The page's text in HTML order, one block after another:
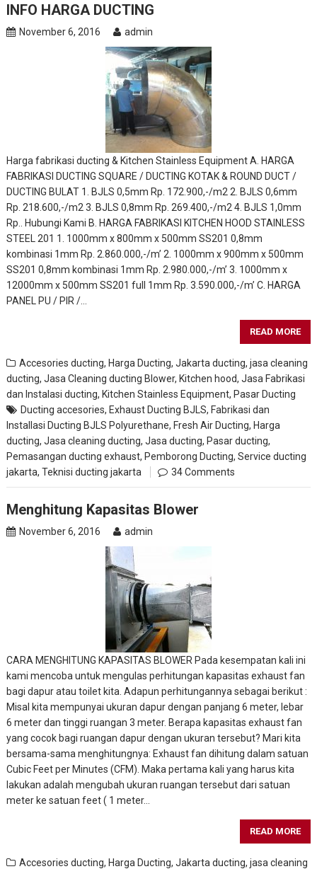
INFO HARGA DUCTING
November 6, 2016 admin
Harga fabrikasi ducting & Kitchen Stainless Equipment A. HARGA
FABRIKASI DUCTING SQUARE / DUCTING KOTAK & ROUND DUCT /
DUCTING BULAT 1. BJLS 0,5mm Rp. 172.900,-/m2 2. BJLS 0,6mm
Rp. 218.600,-/m2 3. BJLS 0,8mm Rp. 269.400,-/m2 4. BJLS 1,0mm
Rp.. Hubungi Kami B. HARGA FABRIKASI KITCHEN HOOD STAINLESS
STEEL 201 1. 1000mm x 800mm x 500mm SS201 0,8mm
kombinasi 1mm Rp. 2.860.000,-/m’ 2. 1000mm x 900mm x 500mm
SS201 0,8mm kombinasi 1mm Rp. 2.980.000,-/m’ 3. 1000mm x
12000mm x 500mm SS201 full 1mm Rp. 3.590.000,-/m’ C. HARGA
PANEL PU / PIR /…
READ MORE
Accesories ducting,Harga Ducting,Jakarta ducting,jasa cleaning
ducting,Jasa Cleaning ducting Blower, Kitchen hood,Jasa Fabrikasi
dan Instalasi ducting,Kitchen Stainless Equipment,Pasar Ducting
Ducting accesories,Exhaust Ducting BJLS,Fabrikasi dan
Installasi Ducting BJLS Polyurethane,Fresh Air Ducting,Harga
ducting,Jasa cleaning ducting,Jasa ducting,Pasar ducting,
Pemasangan ducting exhaust,Pemborong Ducting,Service ducting
jakarta,Teknisi ducting jakarta 34 Comments
Menghitung Kapasitas Blower
November 6, 2016 admin
CARA MENGHITUNG KAPASITAS BLOWER Pada kesempatan kali ini
kami mencoba untuk mengulas perhitungan kapasitas exhaust fan
bagi dapur atau toilet kita. Adapun perhitungannya sebagai berikut :
Misal kita mempunyai ukuran dapur dengan panjang 6 meter, lebar
6 meter dan tinggi ruangan 3 meter. Berapa kapasitas exhaust fan
yang cocok bagi ruangan dapur dengan ukuran tersebut? Mari kita
bersama-sama menghitungnya: Exhaust fan dihitung dalam satuan
Cubic Feet per Minutes (CFM). Maka pertama kali yang harus kita
lakukan adalah mengubah ukuran ruangan tersebut dari satuan
meter ke satuan feet ( 1 meter…
READ MORE
Accesories ducting,Harga Ducting,Jakarta ducting,jasa cleaning